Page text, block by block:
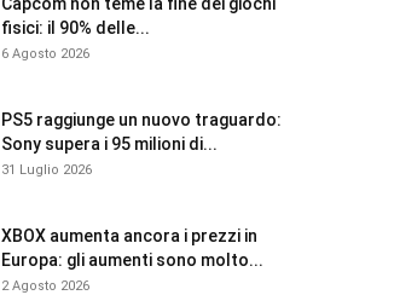
fisici: il 90% delle...
6 Agosto 2026
PS5 raggiunge un nuovo traguardo:
Sony supera i 95 milioni di...
31 Luglio 2026
XBOX aumenta ancora i prezzi in
Europa: gli aumenti sono molto...
2 Agosto 2026